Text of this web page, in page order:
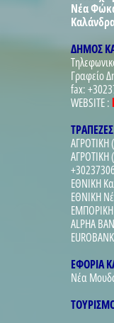
Νέα
ΔΗΜΟΣ
Γραφείο
fax:
WEBSITE :
ΑΓΡΟΤΙΚΗ
ΑΓΡΟΤΙΚΗ
ΕΘΝΙΚΗ
ΕΘΝΙΚΗ
ALPHA
ΕΦΟΡΙΑ
Νέα